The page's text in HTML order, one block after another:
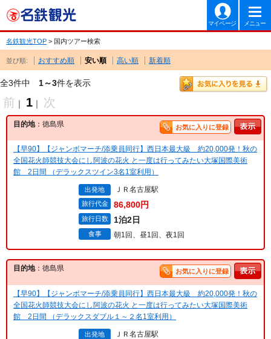
マイページ メニュー
名鉄観光TOP > 国内ツアー検索
並び順: おすすめ順 安い順 高い順 新着順
全3件中 1～3件を表示
前 ｜ 1 ｜ 次
目的地：徳島県 お気に入りに登録
【早90】【ジャンボマーチ/添乗員同行】西日本最大級 約20,000発！秋の
全国花火師競技大会にし阿波の花火 と一度は行ってみたい大塚国際美術
館 2日間 （デラックスツイン3名1室利用）
出発地 ＪＲ名古屋駅
旅行代金 86,800円
旅行日数 1泊2日
食事 朝1回、昼1回、夜1回
目的地：徳島県 お気に入りに登録
【早90】【ジャンボマーチ/添乗員同行】西日本最大級 約20,000発！秋の
全国花火師競技大会にし阿波の花火 と一度は行ってみたい大塚国際美術
館 2日間 （デラックスダブル１～２名1室利用）
出発地 ＪＲ名古屋駅